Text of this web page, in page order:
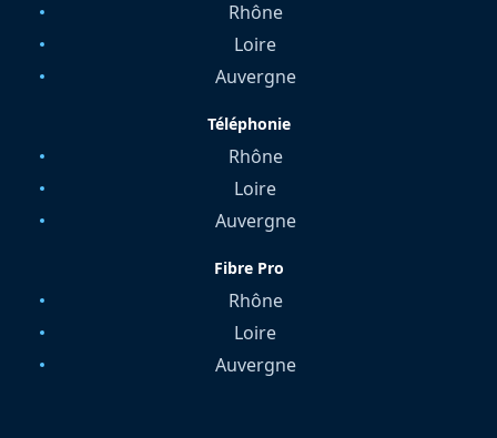
Rhône
Loire
Auvergne
Téléphonie
Rhône
Loire
Auvergne
Fibre Pro
Rhône
Loire
Auvergne